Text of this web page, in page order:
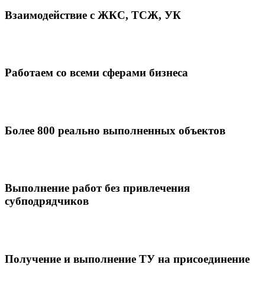
Взаимодействие с ЖКС, ТСЖ, УК
Работаем со всеми сферами бизнеса
Более 800 реально выполненных объектов
Выполнение работ без привлечения
субподрядчиков
Получение и выполнение ТУ на присоединение